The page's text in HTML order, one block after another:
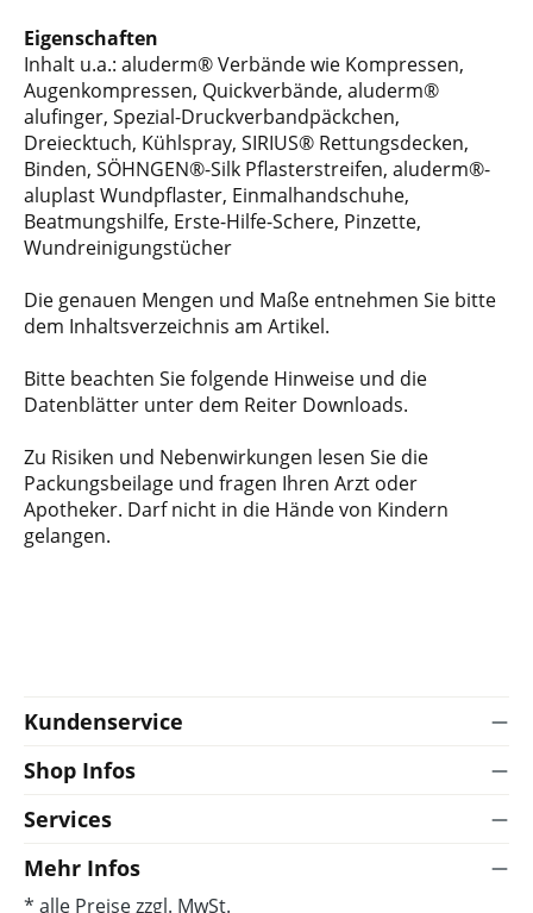
Eigenschaften
Inhalt u.a.: aluderm® Verbände wie Kompressen,
Augenkompressen, Quickverbände, aluderm®
alufinger, Spezial-Druckverbandpäckchen,
Dreiecktuch, Kühlspray, SIRIUS® Rettungsdecken,
Binden, SÖHNGEN®-Silk Pflasterstreifen, aluderm®-
aluplast Wundpflaster, Einmalhandschuhe,
Beatmungshilfe, Erste-Hilfe-Schere, Pinzette,
Wundreinigungstücher
Die genauen Mengen und Maße entnehmen Sie bitte
dem Inhaltsverzeichnis am Artikel.
Bitte beachten Sie folgende Hinweise und die
Datenblätter unter dem Reiter Downloads.
Zu Risiken und Nebenwirkungen lesen Sie die
Packungsbeilage und fragen Ihren Arzt oder
Apotheker. Darf nicht in die Hände von Kindern
gelangen.
Kundenservice
Shop Infos
Services
Mehr Infos
* alle Preise zzgl. MwSt.